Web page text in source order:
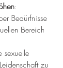
:
Bedürfnisse
Bereich
zu